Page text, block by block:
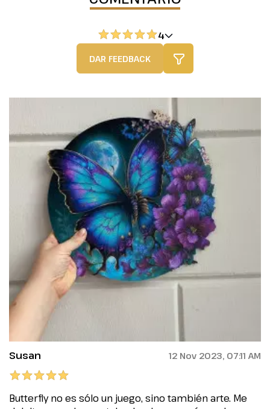
4
DAR FEEDBACK
Susan 12 Nov 2023, 07:11 AM
Butterfly no es sólo un juego, sino también arte. Me